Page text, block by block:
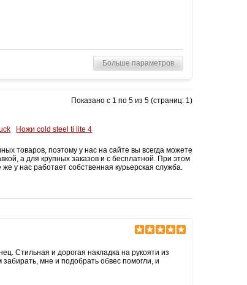
Больше параметров
Показано с 1 по 5 из 5 (страниц: 1)
Ножи cold steel ti lite 4
товаров, поэтому у нас на сайте вы всегда можете
а для крупных заказов и с бесплатной. При этом
у нас работает собственная курьерская служба.
Стильная и дорогая накладка на рукояти из
мне и подобрать обвес помогли, и